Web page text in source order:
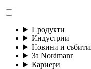
Продукти
Индустрии
Новини и
За Nordmann
Кариери